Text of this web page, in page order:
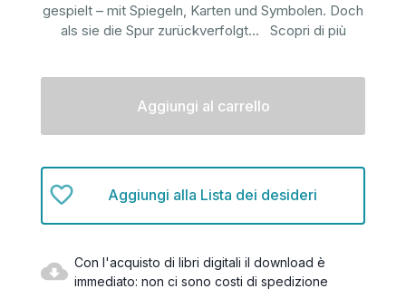
gespielt – mit Spiegeln, Karten und Symbolen. Doch
als sie die Spur zurückverfolgt... Scopri di più
Aggiungi alla Lista dei desideri
Con l'acquisto di libri digitali il download è
immediato: non ci sono costi di spedizione